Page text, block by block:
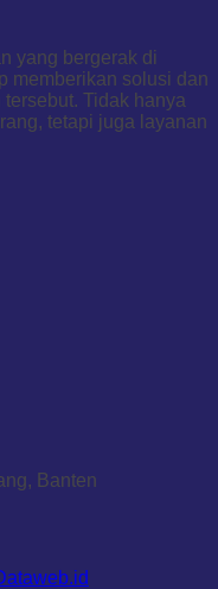
yang bergerak di
memberikan solusi dan
Tidak hanya
tetapi juga layanan
Banten